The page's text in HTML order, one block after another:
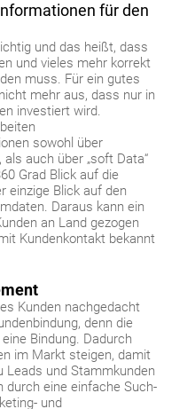
für den
und das heißt, dass
und vieles mehr korrekt
muss. Für ein gutes
mehr aus, dass nur in
investiert wird.
sowohl über
auch über „soft Data“
Grad Blick auf die
einzige Blick auf den
Daraus kann ein
an Land gezogen
Kundenkontakt bekannt
Kunden nachgedacht
denn die
Bindung. Dadurch
im Markt steigen, damit
Leads und Stammkunden
eine einfache Such-
und